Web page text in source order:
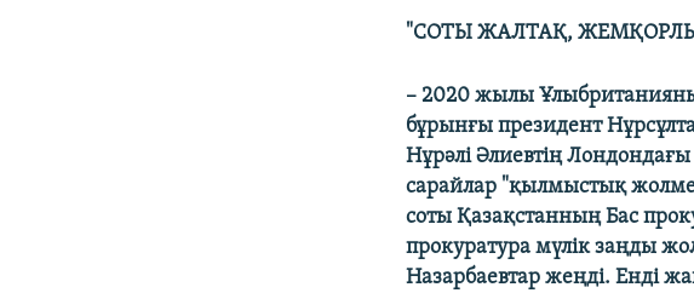
Auto
"СОТЫ ЖАЛТАҚ,
– 2020 жылы
бұрынғы президент
Нұрәлі Әлиевтің Лондондағы
сарайлар "қылмыстық
соты Қазақстанның Бас
прокуратура мүлік заңды
Назарбаевтар жеңді. Енді